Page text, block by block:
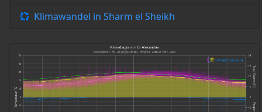
Klimawandel in Sharm el Sheikh